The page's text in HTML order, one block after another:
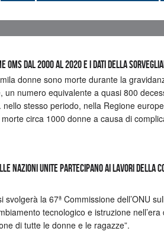
dal 2000 al 2020 e i dati della
donne sono morte durante la
un numero equivalente a quasi 800
stesso periodo, nella Regione
circa 1000 donne a causa di
Nazioni Unite partecipano ai lavori della
svolgerà la 67ª Commissione dell’ONU
tecnologico e istruzione
di tutte le donne e le ragazze”.